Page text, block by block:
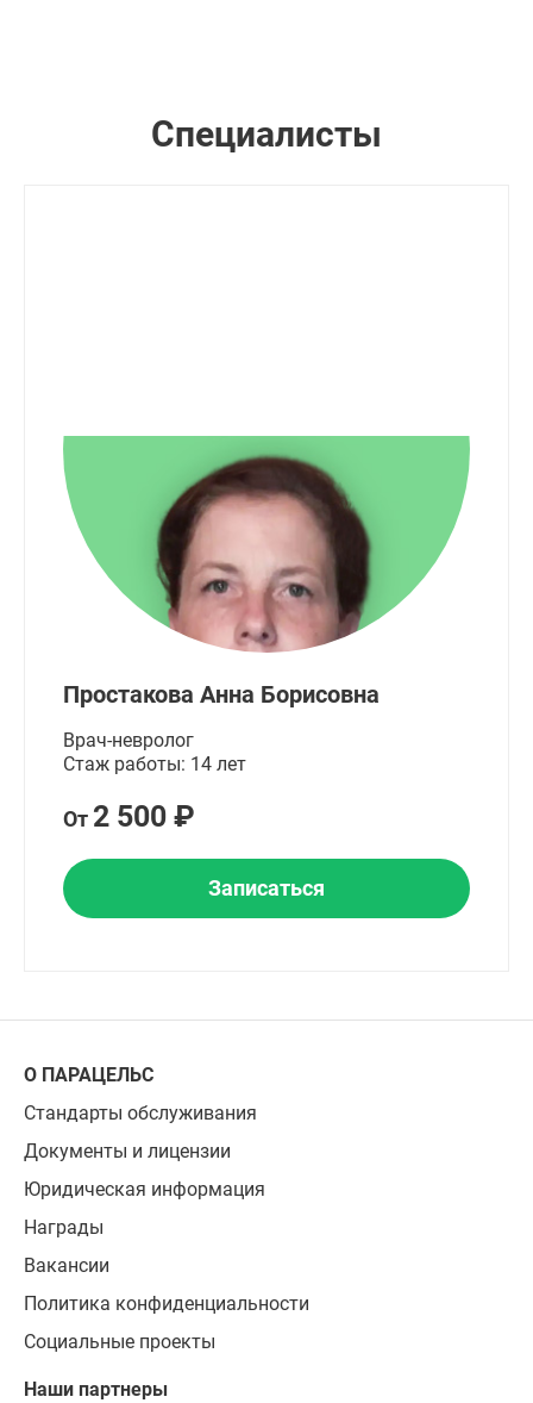
Специалисты
Простакова Анна Борисовна
Врач-невролог
Стаж работы: 14 лет
От 2 500 ₽
Записаться
О ПАРАЦЕЛЬС
Стандарты обслуживания
Документы и лицензии
Юридическая информация
Награды
Вакансии
Политика конфиденциальности
Социальные проекты
Наши партнеры